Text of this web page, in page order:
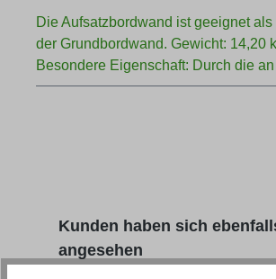
Die Aufsatzbordwand ist geeignet
der Grundbordwand. Gewicht: 14,20
Besondere Eigenschaft: Durch die
Produktgalerie überspringen
Kunden haben sich
angesehen